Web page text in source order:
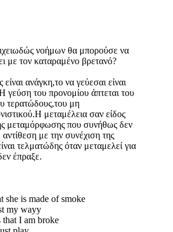
νοήμων θα μπορούσε να
με τον καταραμένο βρετανό?
ανάγκη,το να γεύεσαι είναι
γεύση του προνομίου άπτεται του
τερατώδους,του μη
μεταμέλεια σαν είδος
μεταμόρφωσης που συνήθως δεν
αντίθεση με την συνέχιση της
τελματώδης όταν μεταμελεί για
έπραξε.
she is made of smoke
my wayy
that I am broke